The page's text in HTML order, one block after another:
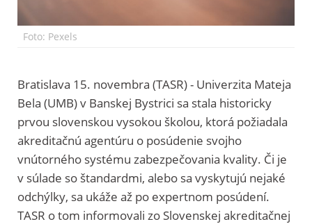
Foto: Pexels
Bratislava 15. novembra (TASR) - Univerzita Mateja
Bela (UMB) v Banskej Bystrici sa stala historicky
prvou slovenskou vysokou školou, ktorá požiadala
akreditačnú agentúru o posúdenie svojho
vnútorného systému zabezpečovania kvality. Či je
v súlade so štandardmi, alebo sa vyskytujú nejaké
odchýlky, sa ukáže až po expertnom posúdení.
TASR o tom informovali zo Slovenskej akreditačnej